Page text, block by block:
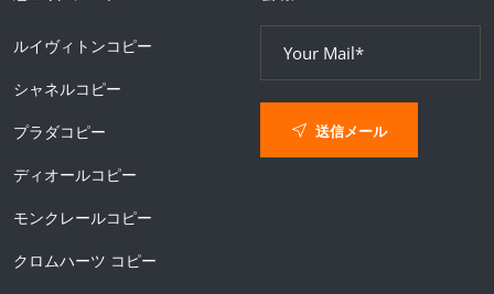
ルイヴィトンコピー
シャネルコピー
プラダコピー
ディオールコピー
モンクレールコピー
クロムハーツ コピー
送信メール